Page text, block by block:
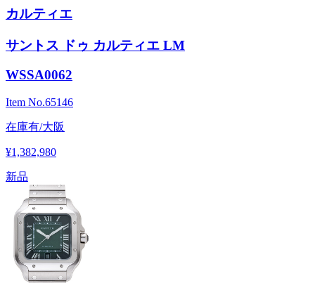
カルティエ
サントス ドゥ カルティエ LM
WSSA0062
Item No.65146
在庫有/大阪
¥1,382,980
新品